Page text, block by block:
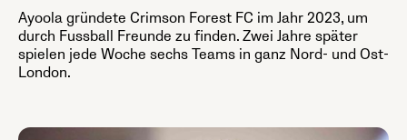
Ayoola gründete Crimson Forest FC im Jahr 2023, um
durch Fussball Freunde zu finden. Zwei Jahre später
spielen jede Woche sechs Teams in ganz Nord- und Ost-
London.